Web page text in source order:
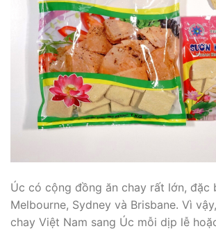
Úc có cộng đồng ăn chay rất lớn, đặc
Melbourne, Sydney và Brisbane. Vì
chay Việt Nam sang Úc mỗi dịp lễ